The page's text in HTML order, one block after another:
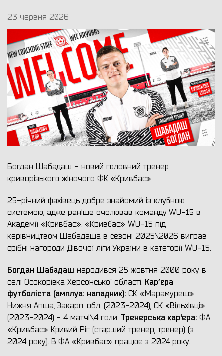
23 червня 2026
Богдан Шабадаш - новий головний тренер
криворізького жіночого ФК «Кривбас».
25-річний фахівець добре знайомий із клубною
системою, адже раніше очолював команду WU-15 в
Академії «Кривбас». «Кривбас» WU-15 під
керівництвом Шабадаша в сезоні 2025\2026 виграв
срібні нагороди Дівочої ліги України в категорії WU-15.
Богдан Шабадаш народився 25 жовтня 2000 року в
селі Осокорівка Херсонської області. Карʼєра
футболіста (амплуа: нападник): СК «Марамуреш»
Нижня Апша, Закарп. обл. (2023-2024), СК «Вільхівці»
(2023-2024) - 4 матчі\4 голи. Тренерська кар'єра: ФА
«Кривбас» Кривий Ріг (старший тренер, тренер) (з
2024 року). В ФА «Кривбас» працює з 2024 року.